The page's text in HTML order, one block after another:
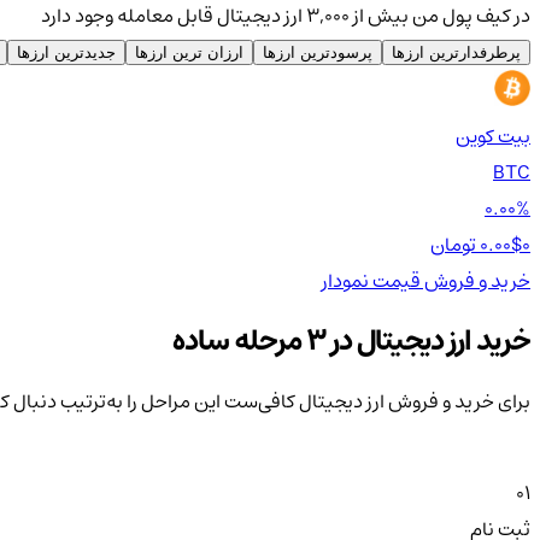
در کیف پول من بیش از ۳,۰۰۰ ارز دیجیتال قابل معامله وجود دارد
پرطرفدارترین ارزها پرسودترین ارزها ارزان ترین ارزها جدیدترین ارزها
بیت کوین
BTC
0.00%
0.00$0 تومان
خرید و فروشقیمتنمودار
خرید ارز دیجیتال در 3 مرحله ساده
برای خرید و فروش ارز دیجیتال کافی‌ست این مراحل را به‌ترتیب دنبال
01
ثبت نام